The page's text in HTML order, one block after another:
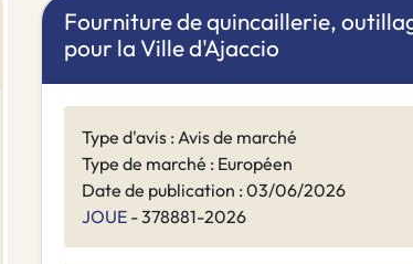
Fourniture de quincaillerie,
pour la Ville d'Ajaccio
Type d'avis : Avis de marché
Type de marché : Européen
Date de publication : 03/06/2026
JOUE - 378881-2026